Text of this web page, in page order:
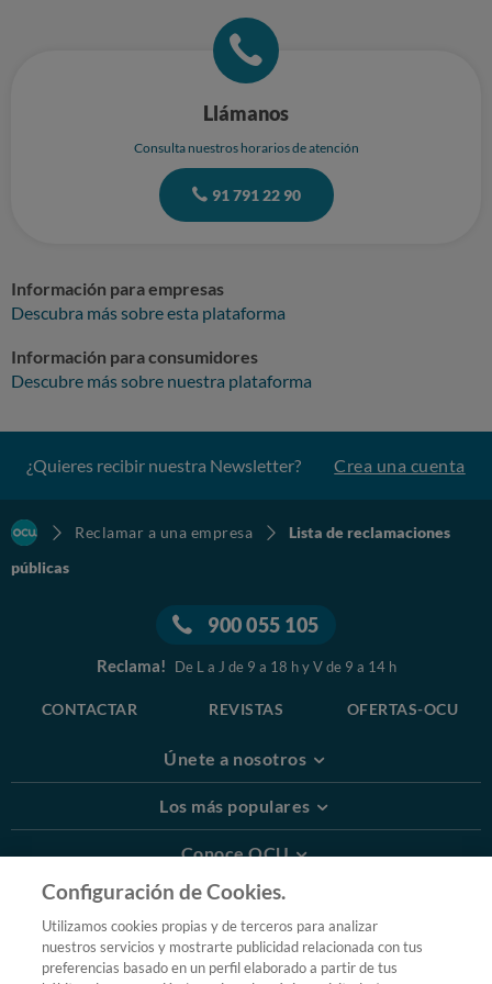
Llámanos
Consulta nuestros horarios de atención
91 791 22 90
Información para empresas
Descubra más sobre esta plataforma
Información para consumidores
Descubre más sobre nuestra plataforma
¿Quieres recibir nuestra Newsletter? Crea una cuenta
Reclamar a una empresa
Lista de reclamaciones
públicas
900 055 105
Reclama! De L a J de 9 a 18 h y V de 9 a 14 h
CONTACTAR REVISTAS OFERTAS-OCU
Únete a nosotros
Los más populares
Conoce OCU
Más Información
© 2026 OCU
Condiciones generales de contratación de OCU
Configuración de Cookies.
Utilizamos cookies propias y de terceros para analizar
nuestros servicios y mostrarte publicidad relacionada con tus
preferencias basado en un perfil elaborado a partir de tus